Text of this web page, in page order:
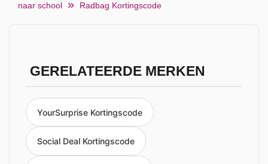
naar school
Radbag Kortingscode
GERELATEERDE MERKEN
YourSurprise Kortingscode
Social Deal Kortingscode